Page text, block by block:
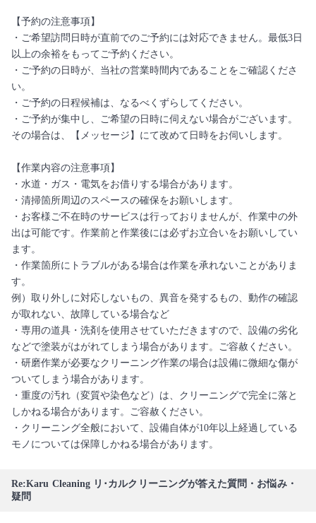
【予約の注意事項】
・ご希望訪問日時が直前でのご予約には対応できません。最低3日
以上の余裕をもってご予約ください。
・ご予約の日時が、当社の営業時間内であることをご確認くださ
い。
・ご予約の日程候補は、なるべくずらしてください。
・ご予約が集中し、ご希望の日時に伺えない場合がございます。
その場合は、【メッセージ】にて改めて日時をお伺いします。
【作業内容の注意事項】
・水道・ガス・電気をお借りする場合があります。
・清掃箇所周辺のスペースの確保をお願いします。
・お客様ご不在時のサービスは行っておりませんが、作業中の外
出は可能です。作業前と作業後には必ずお立合いをお願いしてい
ます。
・作業箇所にトラブルがある場合は作業を承れないことがありま
す。
例）取り外しに対応しないもの、異音を発するもの、動作の確認
が取れない、故障している場合など
・専用の道具・洗剤を使用させていただきますので、設備の劣化
などで塗装がはがれてしまう場合があります。ご容赦ください。
・研磨作業が必要なクリーニング作業の場合は設備に微細な傷が
ついてしまう場合があります。
・重度の汚れ（変質や染色など）は、クリーニングで完全に落と
しかねる場合があります。ご容赦ください。
・クリーニング全般において、設備自体が10年以上経過している
モノについては保障しかねる場合があります。
Re:Karu Cleaning リ･カルクリーニングが答えた質問・お悩み・
疑問